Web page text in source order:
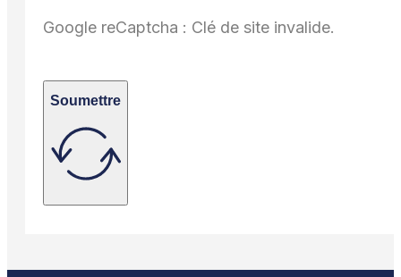
Google reCaptcha : Clé de site invalide.
Soumettre